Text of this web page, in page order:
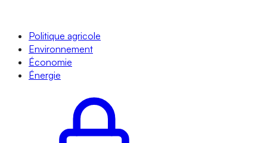
Politique agricole
Environnement
Économie
Énergie